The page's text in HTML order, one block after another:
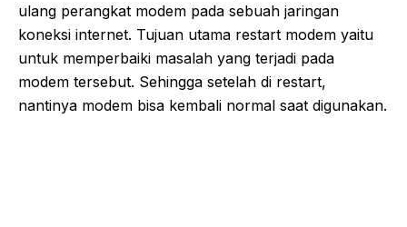
ulang perangkat modem pada sebuah jaringan
koneksi internet. Tujuan utama restart modem yaitu
untuk memperbaiki masalah yang terjadi pada
modem tersebut. Sehingga setelah di restart,
nantinya modem bisa kembali normal saat digunakan.